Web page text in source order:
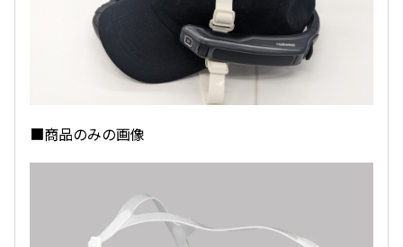
■商品のみの画像